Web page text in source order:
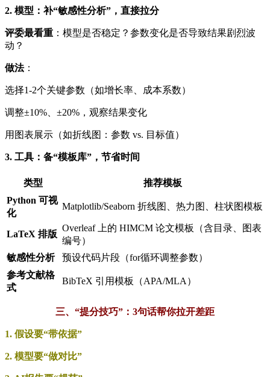
2. 模型：补“敏感性分析”，直接拉分
评委最看重 ：模型是否稳定？参数变化是否导致结果剧烈波
动？
做法：
选择1-2个关键参数（如增长率、成本系数）
调整±10%、±20%，观察结果变化
用图表展示（如折线图：参数 vs. 目标值）
3. 工具：备“模板库”，节省时间
类型
推荐模板
Python 可视
化
Matplotlib/Seaborn 折线图、热力图、柱状图模板
LaTeX 排版
Overleaf 上的 HIMCM 论文模板（含目录、图表
编号）
敏感性分析
预设代码片段（for循环调整参数）
参考文献格
式
BibTeX 引用模板（APA/MLA）
三、“提分技巧”：3句话帮你拉开差距
1. 假设要“带依据”
2. 模型要“做对比”